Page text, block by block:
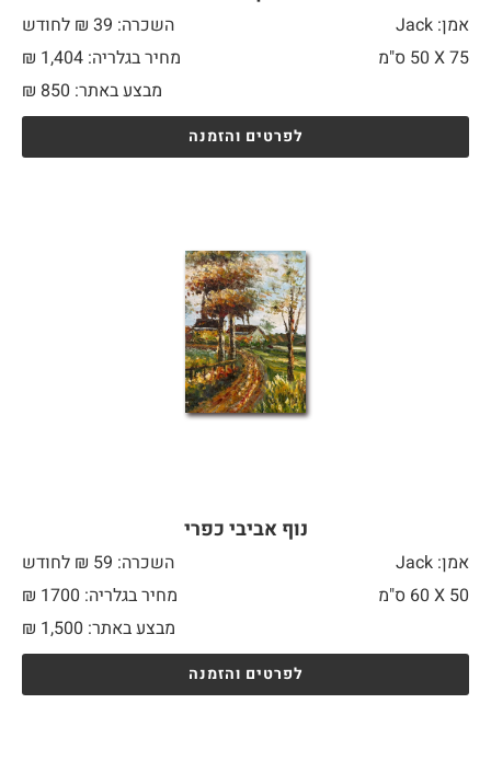
אמן: Jack
השכרה: 39 ₪ לחודש
75 X
מחיר בגלריה: 1,404 ₪
מבצע באתר:
₪ 850
לפרטים והזמנה
נוף אביבי כפרי
אמן: Jack
השכרה: 59 ₪ לחודש
50 X
מחיר בגלריה: 1700 ₪
מבצע באתר:
₪ 1,500
לפרטים והזמנה